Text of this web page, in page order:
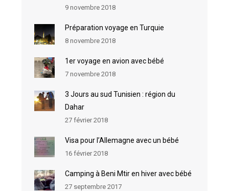
9 novembre 2018
Préparation voyage en Turquie
8 novembre 2018
1er voyage en avion avec bébé
7 novembre 2018
3 Jours au sud Tunisien : région du
Dahar
27 février 2018
Visa pour l’Allemagne avec un bébé
16 février 2018
Camping à Beni Mtir en hiver avec bébé
27 septembre 2017